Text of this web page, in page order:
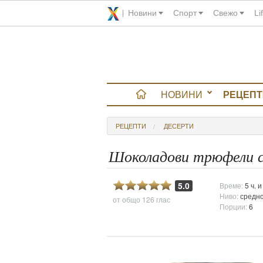
Новини Спорт Свежо
НОВИНИ
РЕЦЕПТИ ДЕСЕРТИ
Шоколадови трюфели
5.0
от общо 126 глас
Време:5 ч.
Ниво:
Порции:6